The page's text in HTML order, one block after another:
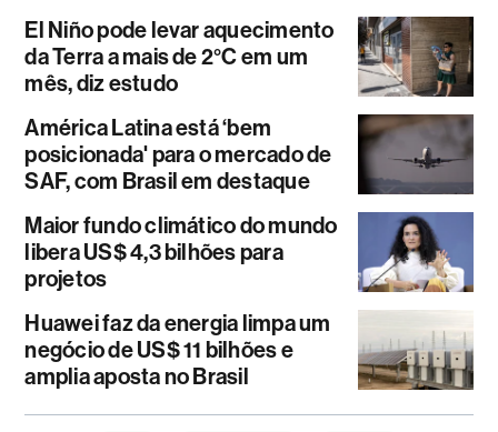
El Niño pode levar aquecimento
da Terra a mais de 2°C em um
mês, diz estudo
América Latina está ‘bem
posicionada' para o mercado de
SAF, com Brasil em destaque
Maior fundo climático do mundo
libera US$ 4,3 bilhões para
projetos
Huawei faz da energia limpa um
negócio de US$ 11 bilhões e
amplia aposta no Brasil